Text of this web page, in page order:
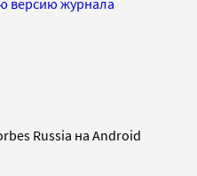
Russia на Android